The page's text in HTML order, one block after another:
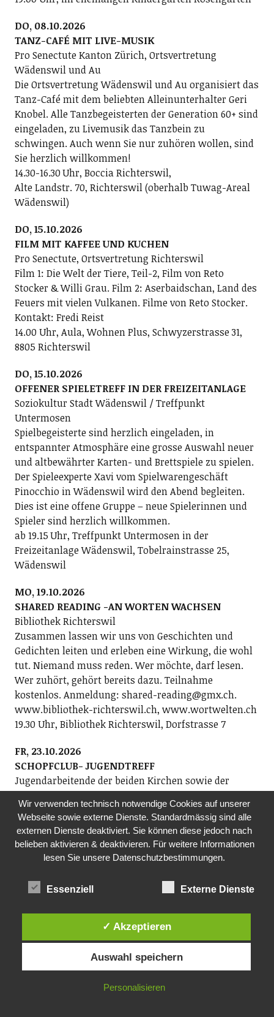
DO, 08.10.2026
TANZ-CAFÉ MIT LIVE-MUSIK
Pro Senectute Kanton Zürich, Ortsvertretung
Wädenswil und Au
Die Ortsvertretung Wädenswil und Au organisiert das
Tanz-Café mit dem beliebten Alleinunterhalter Geri
Knobel. Alle Tanzbegeisterten der Generation 60+ sind
eingeladen, zu Livemusik das Tanzbein zu
schwingen. Auch wenn Sie nur zuhören wollen, sind
Sie herzlich willkommen!
14.30-16.30 Uhr, Boccia Richterswil,
Alte Landstr. 70, Richterswil (oberhalb Tuwag-Areal
Wädenswil)
DO, 15.10.2026
FILM MIT KAFFEE UND KUCHEN
Pro Senectute, Ortsvertretung Richterswil
Film 1: Die Welt der Tiere, Teil-2, Film von Reto
Stocker & Willi Grau. Film 2: Aserbaidschan, Land des
Feuers mit vielen Vulkanen. Filme von Reto Stocker.
Kontakt: Fredi Reist
14.00 Uhr, Aula, Wohnen Plus, Schwyzerstrasse 31,
8805 Richterswil
DO, 15.10.2026
OFFENER SPIELETREFF IN DER FREIZEITANLAGE
Soziokultur Stadt Wädenswil / Treffpunkt
Untermosen
Spielbegeisterte sind herzlich eingeladen, in
entspannter Atmosphäre eine grosse Auswahl neuer
und altbewährter Karten- und Brettspiele zu spielen.
Der Spieleexperte Xavi vom Spielwarengeschäft
Pinocchio in Wädenswil wird den Abend begleiten.
Dies ist eine offene Gruppe – neue Spielerinnen und
Spieler sind herzlich willkommen.
ab 19.15 Uhr, Treffpunkt Untermosen in der
Freizeitanlage Wädenswil, Tobelrainstrasse 25,
Wädenswil
MO, 19.10.2026
SHARED READING -AN WORTEN WACHSEN
Bibliothek Richterswil
Zusammen lassen wir uns von Geschichten und
Gedichten leiten und erleben eine Wirkung, die wohl
tut. Niemand muss reden. Wer möchte, darf lesen.
Wer zuhört, gehört bereits dazu. Teilnahme
kostenlos. Anmeldung: shared-reading@gmx.ch.
www.bibliothek-richterswil.ch, www.wortwelten.ch
19.30 Uhr, Bibliothek Richterswil, Dorfstrasse 7
FR, 23.10.2026
SCHOPFCLUB- JUGENDTREFF
Jugendarbeitende der beiden Kirchen sowie der
Jugendarbeit kuja
Am Freitagabend nichts vor? Der Schopfclub bietet
Jugendlichen der Sekundarstufe einen Jugendtreff.
Ob Musik hören, einen Film schauen oder einfach nur
abhängen – du entscheidest, was du machen willst.
19.00 Uhr, im ehemaligen Kindergarten Rosengarten
SA, 24.10.2026
Tanzrausch-Team
Danceparty Ü40 mit den besten Tanz-Tracks querbeet
von den 1950-2026 (weitere Infos: www.tanzraus.ch)
ab 20.30 Uhr, Bürgi (Gerbestrasse 19), Richterswil
Wir verwenden technisch notwendige Cookies auf unserer
Webseite sowie externe Dienste. Standardmässig sind alle
externen Dienste deaktiviert. Sie können diese jedoch nach
belieben aktivieren & deaktivieren. Für weitere Informationen
lesen Sie unsere Datenschutzbestimmungen.
Essenziell Externe Dienste
✓ Akzeptieren
Auswahl speichern
Personalisieren